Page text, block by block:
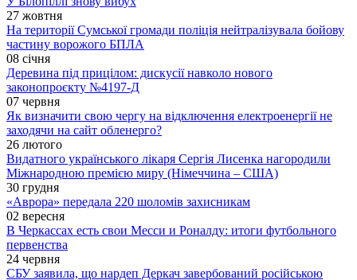
27 жовтня
На території Сумської громади поліція нейтралізувала бойову
частину ворожого БПЛА
08 січня
Деревина під прицілом: дискусії навколо нового
законопроєкту №4197-Д
07 червня
Як визначити свою чергу на відключення електроенергії не
заходячи на сайт обленерго?
26 лютого
Видатного українського лікаря Сергія Лисенка нагородили
Міжнародною премією миру (Німеччина – США)
30 грудня
«Аврора» передала 220 шоломів захисникам
02 вересня
В Черкассах есть свои Месси и Роналду: итоги футбольного
первенства
24 червня
СБУ заявила, що нардеп Деркач завербований російською